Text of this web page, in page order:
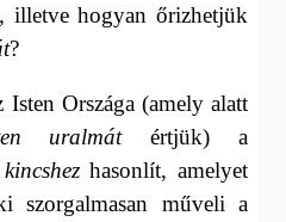
illetve hogyan őrizhetjük
?
Isten Országa (amely alatt
uralmátértjük) a
kincshezhasonlít, amelyet
szorgalmasan műveli a